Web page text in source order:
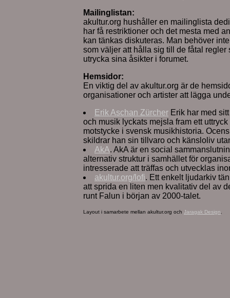
Mailinglistan:
akultur.org hushåller en mailinglista
har få restriktioner och det mesta med
kan tänkas diskuteras. Man behöver
som väljer att hålla sig till de fåtal regler
utrycka sina åsikter i forumet.
Hemsidor:
En viktig del av akultur.org är de
organisationer och artister att lägga
Erik Aschan Zürcher Erik har med
och musik lyckats mejsla fram ett
motstycke i svensk musikhistoria.
skildrar han sin tillvaro och känsloliv
AkA. AkA är en social
alternativ struktur i samhället för
intresserade att träffas och utvecklas
akultur.org/lofi. Ett enkelt ljudarkiv
att sprida en liten men kvalitativ del av
runt Falun i början av 2000-talet.
Layout i samarbete mellan akultur.org och Jaragak Design